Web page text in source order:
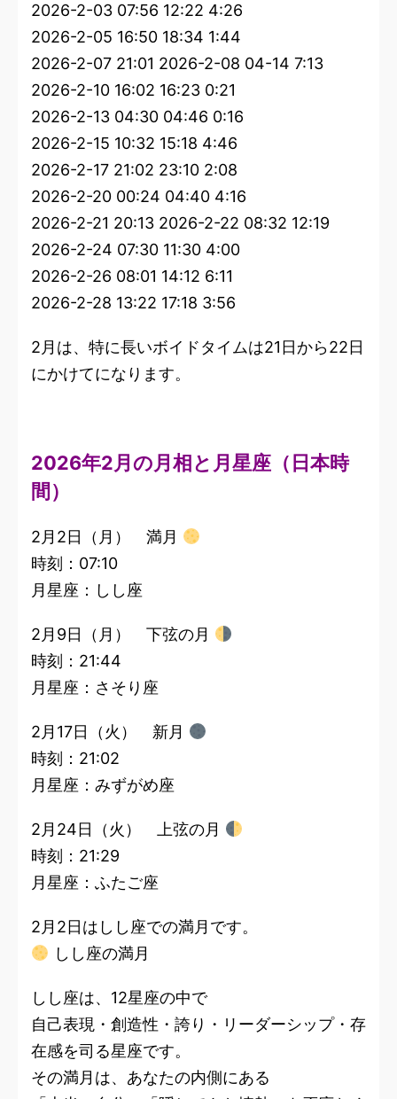
2026-2-03 07:56 12:22 4:26
2026-2-05 16:50 18:34 1:44
2026-2-07 21:01 2026-2-08 04-14 7:13
2026-2-10 16:02 16:23 0:21
2026-2-13 04:30 04:46 0:16
2026-2-15 10:32 15:18 4:46
2026-2-17 21:02 23:10 2:08
2026-2-20 00:24 04:40 4:16
2026-2-21 20:13 2026-2-22 08:32 12:19
2026-2-24 07:30 11:30 4:00
2026-2-26 08:01 14:12 6:11
2026-2-28 13:22 17:18 3:56
2月は、特に長いボイドタイムは21日から22日
にかけてになります。
2026年2月の月相と月星座（日本時
間）
2月2日（月） 満月
時刻：07:10
月星座：しし座
2月9日（月） 下弦の月
時刻：21:44
月星座：さそり座
2月17日（火） 新月
時刻：21:02
月星座：みずがめ座
2月24日（火） 上弦の月
時刻：21:29
月星座：ふたご座
2月2日はしし座での満月です。
しし座の満月
しし座は、12星座の中で
自己表現・創造性・誇り・リーダーシップ・存
在感を司る星座です。
その満月は、あなたの内側にある